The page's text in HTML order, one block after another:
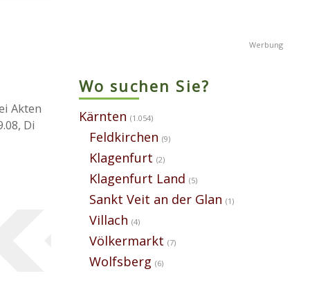
Akten
Di
Wo suchen Sie?
Kärnten (1.054)
Feldkirchen (9)
Klagenfurt (2)
Klagenfurt Land (5)
Sankt Veit an der Glan (1)
Villach (4)
Völkermarkt (7)
Wolfsberg (6)